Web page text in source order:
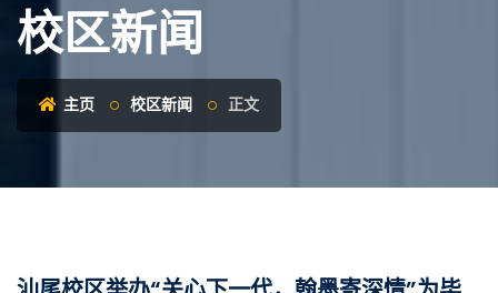
校区新闻
主页 校区新闻 正文